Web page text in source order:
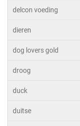
delcon voeding
dieren
dog lovers gold
droog
duck
duitse